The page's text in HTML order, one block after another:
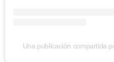
Una publicación compartida